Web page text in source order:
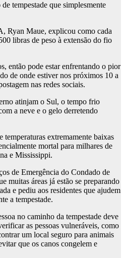
tempestade que simplesmente
Ryan Maue, explicou como cada
libras de peso à extensão do fio
então pode estar enfrentando o pior
de onde estiver nos próximos 10 a
nas redes sociais.
atinjam o Sul, o tempo frio
a neve e o gelo derretendo
extremamente baixas
mortal para milhares de
e Mississippi.
de Emergência do Condado de
muitas áreas já estão se preparando
e pediu aos residentes que ajudem
a tempestade.
no caminho da tempestade deve
as pessoas vulneráveis, como
um local seguro para animais
que os canos congelem e